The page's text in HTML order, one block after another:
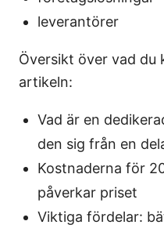
leverantörer
Översikt över vad du
artikeln:
Vad är en
den sig från en
Kostnaderna för
påverkar priset
Viktiga fördelar: